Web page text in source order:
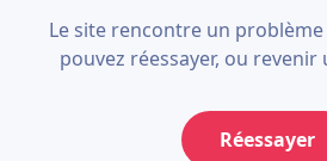
Le site rencontre un
pouvez réessayer, ou
Réessayer